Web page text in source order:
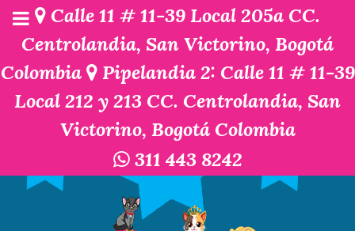
Calle 11 # 11-39 Local 205a CC.
Centrolandia, San Victorino, Bogotá
Colombia
Pipelandia 2: Calle 11 # 11-39
Local 212 y 213 CC. Centrolandia, San
Victorino, Bogotá Colombia
311 443 8242